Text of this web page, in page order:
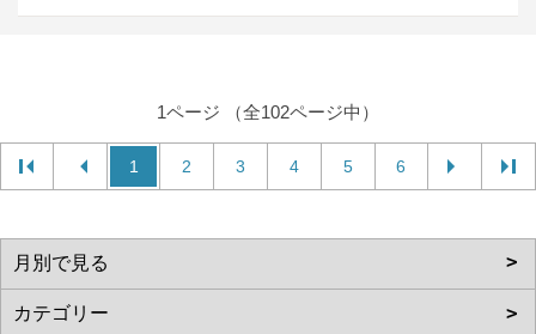
1ページ （全102ページ中）
1 2 3 4 5 6